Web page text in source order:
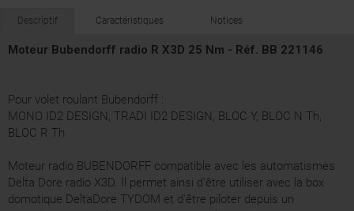
Descriptif Caractéristiques Notices
Moteur Bubendorff radio R X3D 25 Nm - Réf. BB 221146
Pour volet roulant Bubendorff :
MONO ID2 DESIGN, TRADI ID2 DESIGN, BLOC Y, BLOC N Th,
BLOC R Th
Moteur radio BUBENDORFF compatible avec les automatismes
Delta Dore radio X3D. Il permet ainsi d'être utiliser avec la box
domotique DeltaDore TYDOM et d'être piloter depuis un